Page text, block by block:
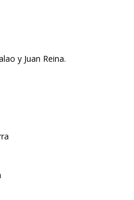
y Juan Reina.